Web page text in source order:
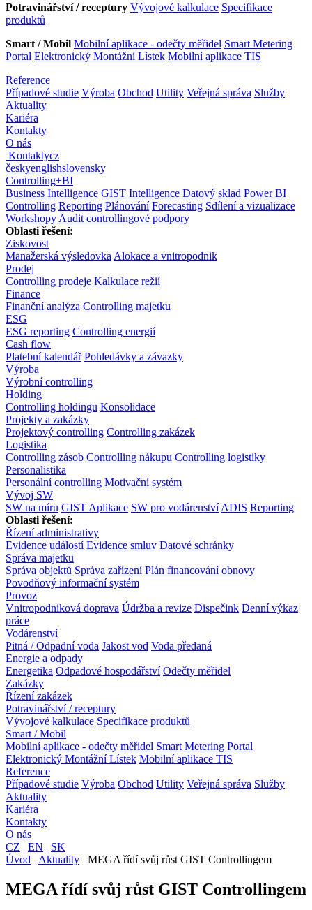
Potravinářství / receptury Vývojové kalkulace Specifikace
produktů
Smart / Mobil Mobilní aplikace - odečty měřidel Smart Metering
Portal Elektronický Montážní Lístek Mobilní aplikace TIS
Reference
Případové studie Výroba Obchod Utility Veřejná správa Služby
Aktuality
Kariéra
Kontakty
O nás
Kontaktycz
českyenglishslovensky
Controlling+BI
Business Intelligence GIST Intelligence Datový sklad Power BI
Controlling Reporting Plánování Forecasting Sdílení a vizualizace
Workshopy Audit controllingové podpory
Oblasti řešení:
Ziskovost
Manažerská výsledovka Alokace a vnitropodnik
Prodej
Controlling prodeje Kalkulace režií
Finance
Finanční analýza Controlling majetku
ESG
ESG reporting Controlling energií
Cash flow
Platební kalendář Pohledávky a závazky
Výroba
Výrobní controlling
Holding
Controlling holdingu Konsolidace
Projekty a zakázky
Projektový controlling Controlling zakázek
Logistika
Controlling zásob Controlling nákupu Controlling logistiky
Personalistika
Personální controlling Motivační systém
Vývoj SW
SW na míru GIST Aplikace SW pro vodárenství ADIS Reporting
Oblasti řešení:
Řízení administrativy
Evidence událostí Evidence smluv Datové schránky
Správa majetku
Správa objektů Správa zařízení Plán financování obnovy
Povodňový informační systém
Provoz
Vnitropodniková doprava Údržba a revize Dispečink Denní výkaz
práce
Vodárenství
Pitná / Odpadní voda Jakost vod Voda předaná
Energie a odpady
Energetika Odpadové hospodářství Odečty měřidel
Zakázky
Řízení zakázek
Potravinářství / receptury
Vývojové kalkulace Specifikace produktů
Smart / Mobil
Mobilní aplikace - odečty měřidel Smart Metering Portal
Elektronický Montážní Lístek Mobilní aplikace TIS
Reference
Případové studie Výroba Obchod Utility Veřejná správa Služby
Aktuality
Kariéra
Kontakty
O nás
CZ | EN | SK
Úvod
Aktuality MEGA řídí svůj růst GIST Controllingem
MEGA řídí svůj růst GIST Controllingem